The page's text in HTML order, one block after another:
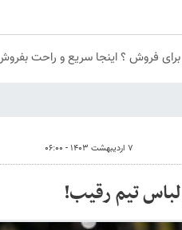
فروش ؟ اینجا سریع و راحت
۷ اردیبهشت ۱۴۰۳ - ۰۶:۰۰
تیم رقیب!